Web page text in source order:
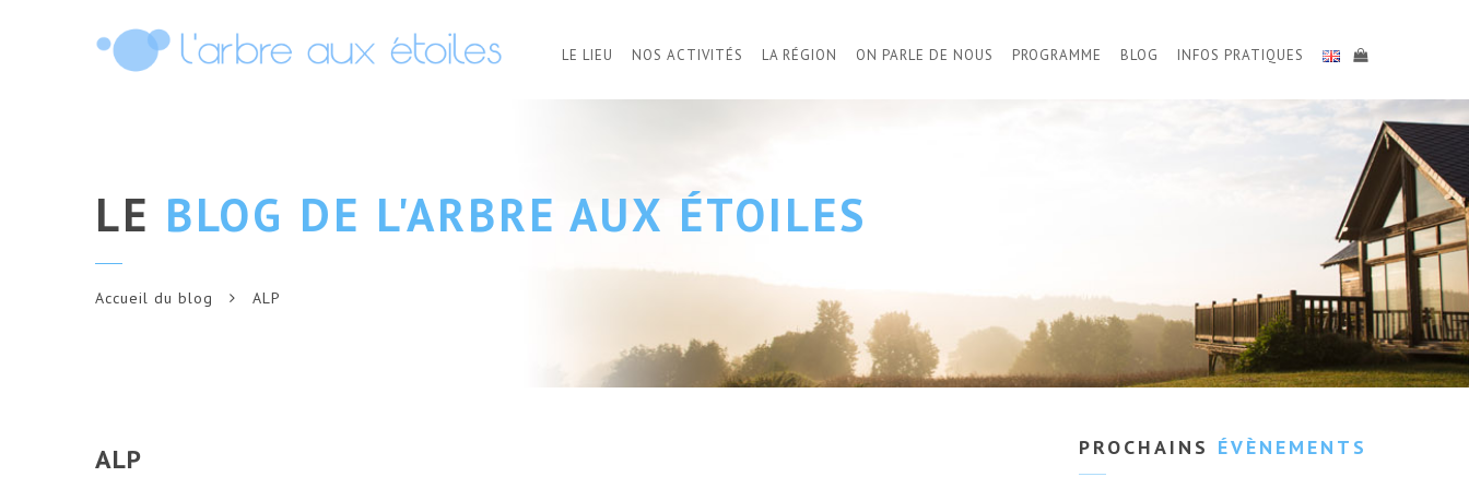
LE LIEU NOS ACTIVITÉS LA RÉGION ON PARLE DE NOUS PROGRAMME BLOG INFOS PRATIQUES
LE BLOG DE L'ARBRE AUX ÉTOILES
Accueil du blog ALP
ALP PROCHAINS ÉVÈNEMENTS